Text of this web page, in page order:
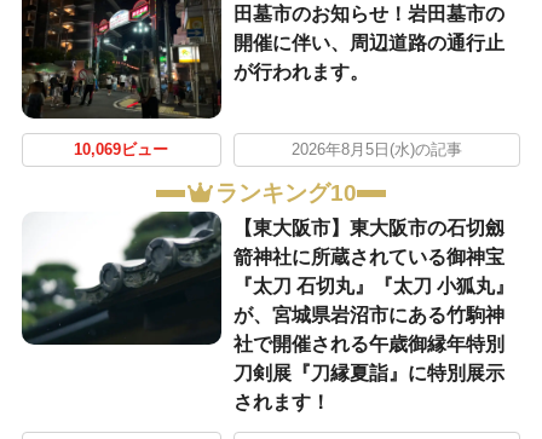
田墓市のお知らせ！岩田墓市の
開催に伴い、周辺道路の通行止
が行われます。
10,069ビュー 2026年8月5日(水)の記事
ランキング10
【東大阪市】東大阪市の石切劔
箭神社に所蔵されている御神宝
『太刀 石切丸』『太刀 小狐丸』
が、宮城県岩沼市にある竹駒神
社で開催される午歳御縁年特別
刀剣展『刀縁夏詣』に特別展示
されます！